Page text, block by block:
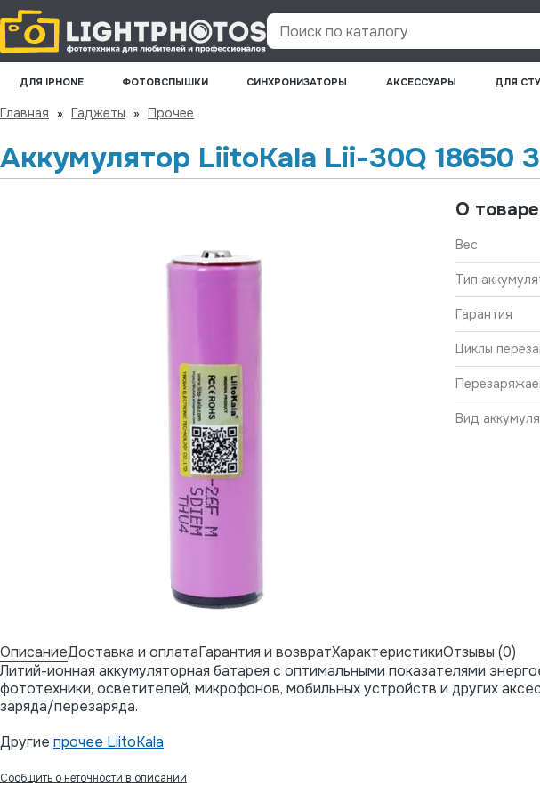
Поиск по каталогу
ДЛЯ IPHONE ФОТОВСПЫШКИ СИНХРОНИЗАТОРЫ АКСЕССУАРЫ ДЛЯ
Главная » Гаджеты » Прочее
Аккумулятор LiitoKala Lii-30Q 18650
О товаре
Вес
Тип
Гарантия
Циклы
Вид
ОписаниеДоставка и оплатаГарантия и возвратХарактеристикиОтзывы (0)
Литий-ионная аккумуляторная батарея с оптимальными показателями
фототехники, осветителей, микрофонов, мобильных устройств и других
заряда/перезаряда.
Другие прочее LiitoKala
Сообщить о неточности в описании